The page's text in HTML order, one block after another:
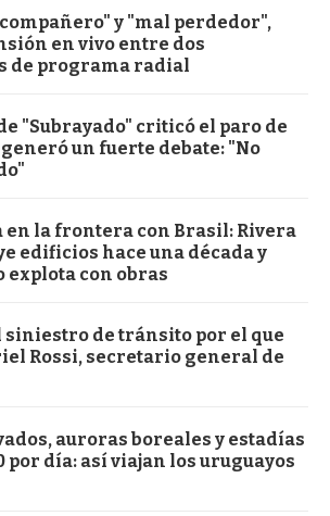
y "mal perdedor",
en vivo entre dos
de programa radial
"Subrayado" criticó el paro de
un fuerte debate: "No
en la frontera con Brasil: Rivera
edificios hace una década y
explota con obras
siniestro de tránsito por el que
Rossi, secretario general de
auroras boreales y estadías
por día: así viajan los uruguayos